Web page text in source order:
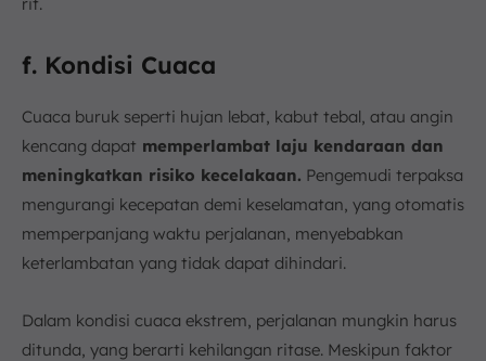
f. Kondisi Cuaca
Cuaca buruk seperti hujan lebat, kabut tebal, atau angin
kencang dapat memperlambat laju kendaraan dan
meningkatkan risiko kecelakaan. Pengemudi terpaksa
mengurangi kecepatan demi keselamatan, yang otomatis
memperpanjang waktu perjalanan, menyebabkan
keterlambatan yang tidak dapat dihindari.
Dalam kondisi cuaca ekstrem, perjalanan mungkin harus
ditunda, yang berarti kehilangan ritase. Meskipun faktor